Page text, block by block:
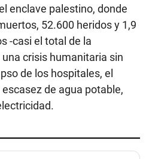
enclave palestino, donde
52.600 heridos y 1,9
-casi el total de la
crisis humanitaria sin
de los hospitales, el
de agua potable,